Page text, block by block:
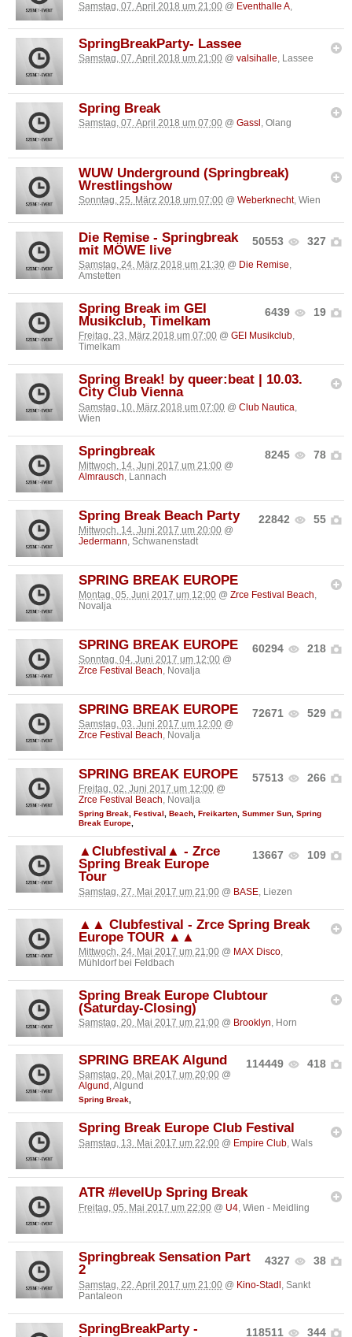
Samstag, 07. April 2018 um 21:00 @ Eventhalle A,
SpringBreakParty- Lassee
Samstag, 07. April 2018 um 21:00 @ valsihalle, Lassee
Spring Break
Samstag, 07. April 2018 um 07:00 @ Gassl , Olang
WUW Underground (Springbreak)
Wrestlingshow
Sonntag, 25. März 2018 um 07:00 @ Weberknecht, Wien
50553 327
Die Remise - Springbreak
mit MÖWE live
Samstag, 24. März 2018 um 21:30 @ Die Remise,
Amstetten
6439 19
Spring Break im GEI
Musikclub, Timelkam
Freitag, 23. März 2018 um 07:00 @ GEI Musikclub,
Timelkam
Spring Break! by queer:beat | 10.03.
City Club Vienna
Samstag, 10. März 2018 um 07:00 @ Club Nautica,
Wien
8245 78
Springbreak
Mittwoch, 14. Juni 2017 um 21:00 @
Almrausch, Lannach
22842 55
Spring Break Beach Party
Mittwoch, 14. Juni 2017 um 20:00 @
Jedermann, Schwanenstadt
SPRING BREAK EUROPE
Montag, 05. Juni 2017 um 12:00 @ Zrce Festival Beach,
Novalja
60294 218
SPRING BREAK EUROPE
Sonntag, 04. Juni 2017 um 12:00 @
Zrce Festival Beach, Novalja
72671 529
SPRING BREAK EUROPE
Samstag, 03. Juni 2017 um 12:00 @
Zrce Festival Beach, Novalja
57513 266
SPRING BREAK EUROPE
Freitag, 02. Juni 2017 um 12:00 @
Zrce Festival Beach, Novalja
Spring Break, Festival, Beach, Freikarten, Summer Sun, Spring
Break Europe,
13667 109
▲Clubfestival▲ - Zrce
Spring Break Europe
Tour
Samstag, 27. Mai 2017 um 21:00 @ BASE , Liezen
▲▲ Clubfestival - Zrce Spring Break
Europe TOUR ▲▲
Mittwoch, 24. Mai 2017 um 21:00 @ MAX Disco,
Mühldorf bei Feldbach
Spring Break Europe Clubtour
(Saturday-Closing)
Samstag, 20. Mai 2017 um 21:00 @ Brooklyn, Horn
114449 418
SPRING BREAK Algund
Samstag, 20. Mai 2017 um 20:00 @
Algund , Algund
Spring Break,
Spring Break Europe Club Festival
Samstag, 13. Mai 2017 um 22:00 @ Empire Club , Wals
ATR #levelUp Spring Break
Freitag, 05. Mai 2017 um 22:00 @ U4 , Wien - Meidling
4327 38
Springbreak Sensation Part
2
Samstag, 22. April 2017 um 21:00 @ Kino-Stadl , Sankt
Pantaleon
118511 344
SpringBreakParty -